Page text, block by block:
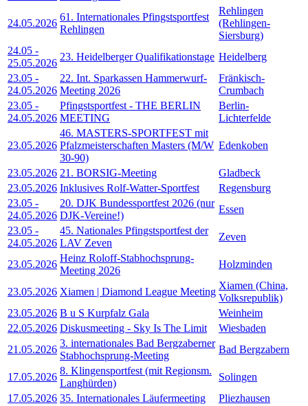
24.05.2026
61. Internationales Pfingstsportfest
Rehlingen
Rehlingen
(Rehlingen-
Siersburg)
24.05 -
25.05.2026
23. Heidelberger Qualifikationstage Heidelberg
23.05 -
24.05.2026
22. Int. Sparkassen Hammerwurf-
Meeting 2026
Fränkisch-
Crumbach
23.05 -
24.05.2026
Pfingstsportfest - THE BERLIN
MEETING
Berlin-
Lichterfelde
23.05.2026
46. MASTERS-SPORTFEST mit
Pfalzmeisterschaften Masters (M/W
30-90)
Edenkoben
23.05.2026 21. BORSIG-Meeting
Gladbeck
23.05.2026 Inklusives Rolf-Watter-Sportfest
Regensburg
23.05 -
24.05.2026
20. DJK Bundessportfest 2026 (nur
DJK-Vereine!)
Essen
23.05 -
24.05.2026
45. Nationales Pfingstsportfest der
LAV Zeven
Zeven
23.05.2026
Heinz Roloff-Stabhochsprung-
Meeting 2026
Holzminden
23.05.2026 Xiamen | Diamond League Meeting
Xiamen (China,
Volksrepublik)
23.05.2026 B u S Kurpfalz Gala
Weinheim
22.05.2026 Diskusmeeting - Sky Is The Limit
Wiesbaden
21.05.2026
3. internationales Bad Bergzaberner
Stabhochsprung-Meeting
Bad Bergzabern
17.05.2026
8. Klingensportfest (mit Regionsm.
Langhürden)
Solingen
17.05.2026 35. Internationales Läufermeeting
Pliezhausen